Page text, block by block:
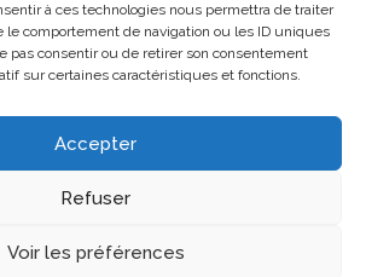
à ces technologies nous permettra de traiter
le comportement de navigation ou les ID uniques
pas consentir ou de retirer son consentement
sur certaines caractéristiques et fonctions.
Accepter
Refuser
Voir les préférences
42600 Montbrison06 85 67
02 29
Facebook
droits réservés |
de site internetazstudio.net